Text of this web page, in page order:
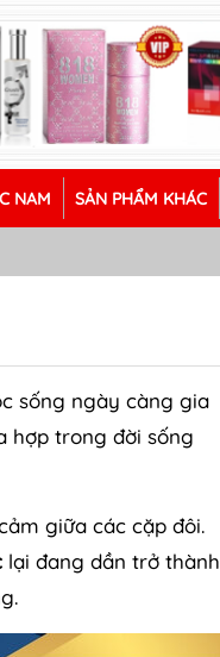
NAM SẢN PHẨM KHÁC
sống ngày càng gia
hợp trong đời sống
giữa các cặp đôi.
lại đang dần trở thành